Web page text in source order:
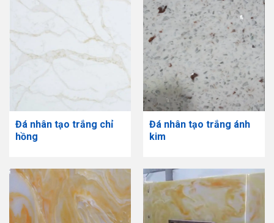
Đá nhân tạo trắng chỉ
hồng
Đá nhân tạo trắng ánh
kim